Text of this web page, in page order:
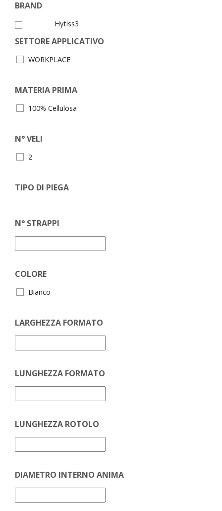
BRAND
Hytiss3
SETTORE APPLICATIVO
WORKPLACE
MATERIA PRIMA
100% Cellulosa
N° VELI
2
TIPO DI PIEGA
N° STRAPPI
COLORE
Bianco
LARGHEZZA FORMATO
LUNGHEZZA FORMATO
LUNGHEZZA ROTOLO
DIAMETRO INTERNO ANIMA